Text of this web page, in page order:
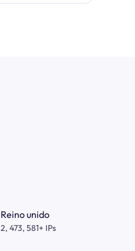
Reino unido
2, 473, 581+ IPs